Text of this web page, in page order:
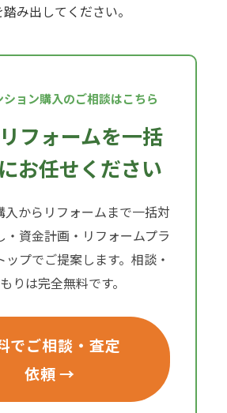
み出してください。
ョン購入のご相談はこちら
フォームを一括
お任せください
入からリフォームまで一括対
・資金計画・リフォームプラ
ップでご提案します。相談・
りは完全無料です。
でご相談・査定
依頼 →